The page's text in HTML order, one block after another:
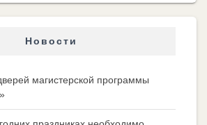
Новости
магистерской программы